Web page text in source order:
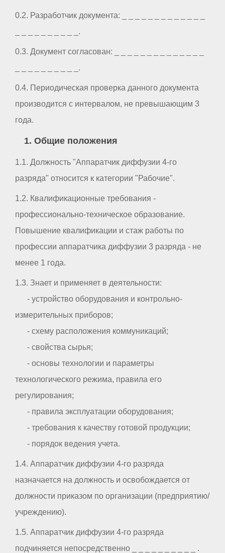
0.2. Разработчик документа: _ _ _ _ _ _ _ _ _ _ _ _ _
_ _ _ _ _ _ _ _ _ _.
0.3. Документ согласован: _ _ _ _ _ _ _ _ _ _ _ _ _ _
_ _ _ _ _ _ _ _ _ _.
0.4. Периодическая проверка данного документа
производится с интервалом, не превышающим 3
года.
1. Общие положения
1.1. Должность "Аппаратчик диффузии 4-го
разряда" относится к категории "Рабочие".
1.2. Квалификационные требования -
профессионально-техническое образование.
Повышение квалификации и стаж работы по
профессии аппаратчика диффузии 3 разряда - не
менее 1 года.
1.3. Знает и применяет в деятельности:
- устройство оборудования и контрольно-
измерительных приборов;
- схему расположения коммуникаций;
- свойства сырья;
- основы технологии и параметры
технологического режима, правила его
регулирования;
- правила эксплуатации оборудования;
- требования к качеству готовой продукции;
- порядок ведения учета.
1.4. Аппаратчик диффузии 4-го разряда
назначается на должность и освобождается от
должности приказом по организации (предприятию/
учреждению).
1.5. Аппаратчик диффузии 4-го разряда
подчиняется непосредственно _ _ _ _ _ _ _ _ _ _ .